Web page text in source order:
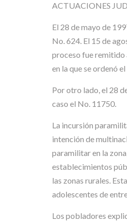
ACTUACIONES
El 28 de mayo de
No. 624. El 15 de
proceso fue remitido
en la que se ordenó
Por otro lado, el 28
caso el No. 11750.
La incursión
intención de
paramilitar en la
establecimientos
las zonas rurales.
adolescentes de
Los pobladores